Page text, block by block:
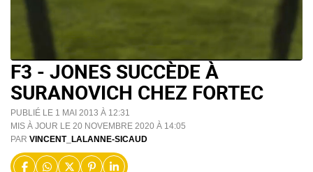
F3 - JONES SUCCÈDE À
SURANOVICH CHEZ FORTEC
PUBLIÉ LE 1 MAI 2013 À 12:31
MIS À JOUR LE 20 NOVEMBRE 2020 À 14:05
PAR VINCENT_LALANNE-SICAUD